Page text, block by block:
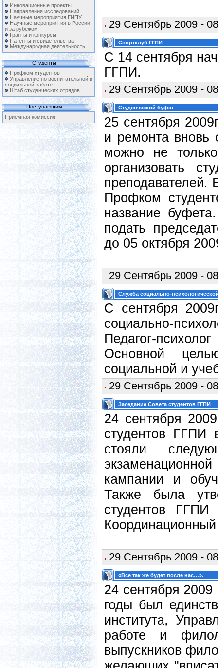
Инновационные проекты
Направления исследований
Научные мероприятия ГИПУ
Научные мероприятия в России
и за рубежом
Гранты и конкурсы
Патенты и свидетельства
Международная деятельность
Студенты
Профком студентов
Управление по воспитательной и
социальной работе
Штаб студенческих отрядов
Поступающим
Приемная комиссия
29 Сентябрь 2009 -
Спортклуб ГГПИ
С 14 сентября
ГГПИ.
29 Сентябрь 2009 -
Студенческий буфет
25 сентября
и ремонта вновь
можно не
организовать
преподавателей.
Профком
название
подать
до 05 октября
29 Сентябрь 2009 -
Служба социально-
С сентября
социально-
Педагог-
Основной
социальной и
29 Сентябрь 2009 -
Заседание Совета студентов ГГПИ
24 сентября
студентов ГГПИ
стояли
кампании и
Также была
студентов
29 Сентябрь 2009 -
«Все так же будет после нас…».
24 сентября
годы был
института,
работе и
выпускников